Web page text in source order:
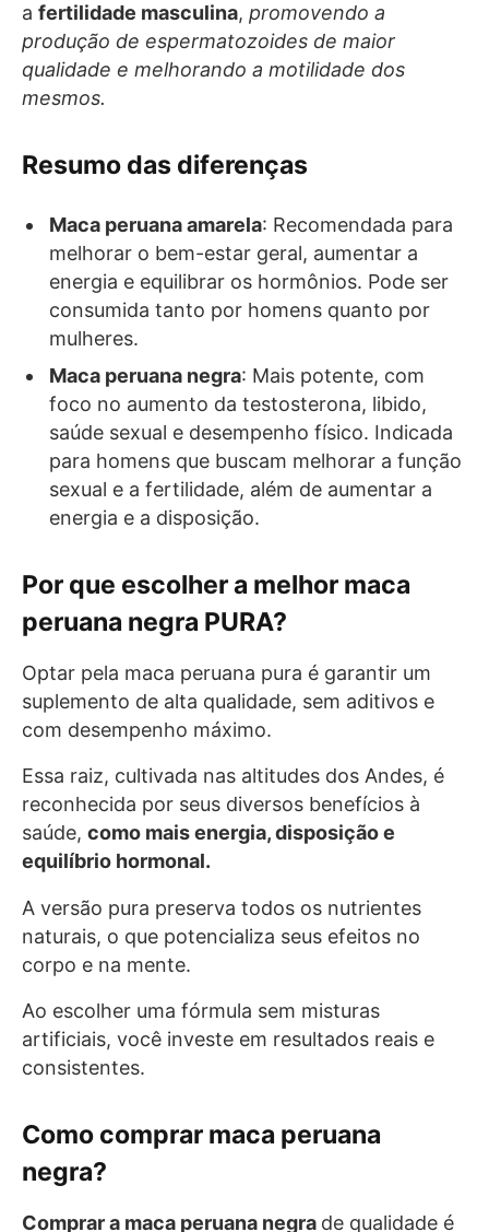
a fertilidade masculina, promovendo a
produção de espermatozoides de maior
qualidade e melhorando a motilidade dos
mesmos.
Resumo das diferenças
Maca peruana amarela: Recomendada para
melhorar o bem-estar geral, aumentar a
energia e equilibrar os hormônios. Pode ser
consumida tanto por homens quanto por
mulheres.
Maca peruana negra: Mais potente, com
foco no aumento da testosterona, libido,
saúde sexual e desempenho físico. Indicada
para homens que buscam melhorar a função
sexual e a fertilidade, além de aumentar a
energia e a disposição.
Por que escolher a melhor maca
peruana negra PURA?
Optar pela maca peruana pura é garantir um
suplemento de alta qualidade, sem aditivos e
com desempenho máximo.
Essa raiz, cultivada nas altitudes dos Andes, é
reconhecida por seus diversos benefícios à
saúde, como mais energia, disposição e
equilíbrio hormonal.
A versão pura preserva todos os nutrientes
naturais, o que potencializa seus efeitos no
corpo e na mente.
Ao escolher uma fórmula sem misturas
artificiais, você investe em resultados reais e
consistentes.
Como comprar maca peruana
negra?
Comprar a maca peruana negra de qualidade é